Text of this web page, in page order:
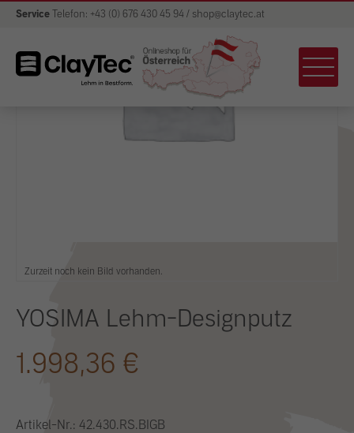
Service Telefon: +43 (0) 676 430 45 94 / shop@claytec.at
Zurzeit noch kein Bild vorhanden.
YOSIMA Lehm-Designputz
1.998,36 €
Artikel-Nr.: 42.430.RS.BIGB